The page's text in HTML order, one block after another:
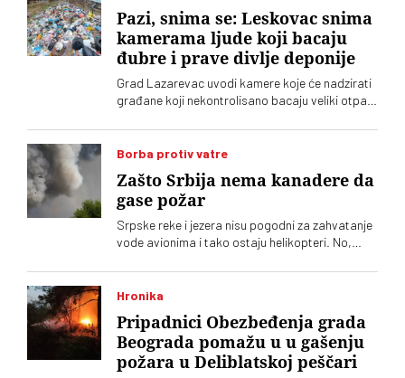
Pazi, snima se: Leskovac snima
kamerama ljude koji bacaju
đubre i prave divlje deponije
Grad Lazarevac uvodi kamere koje će nadzirati
građane koji nekontrolisano bacaju veliki otpad.
divljih deponija
Borba protiv vatre
Zašto Srbija nema kanadere da
gase požar
Srpske reke i jezera nisu pogodni za zahvatanje
vode avionima i tako ostaju helikopteri. No,
ne može da se pobedi samo iz vazduha
Hronika
Pripadnici Obezbeđenja grada
Beograda pomažu u u gašenju
požara u Deliblatskoj peščari